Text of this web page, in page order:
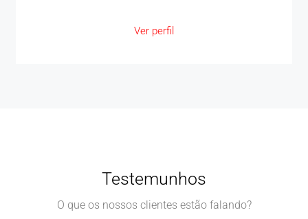
Ver perfil
Testemunhos
O que os nossos clientes estão falando?